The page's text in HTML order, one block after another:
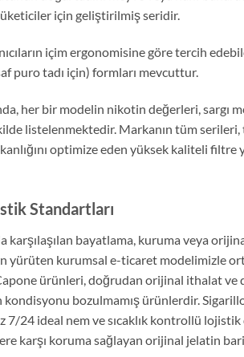
için geliştirilmiş seridir.
içim ergonomisine göre tercih
puro tadı için) formları mevcuttur.
her bir modelin nikotin değerleri, sargı
listelenmektedir. Markanın tüm serileri,
optimize eden yüksek kaliteli filtre
Standartları
karşılaşılan bayatlama, kuruma veya
yürüten kurumsal e-ticaret modelimizle
ürünleri, doğrudan orijinal ithalat
bozulmamış ürünlerdir.
24 ideal nem ve sıcaklık kontrollü lojistik
karşı koruma sağlayan orijinal jelatin